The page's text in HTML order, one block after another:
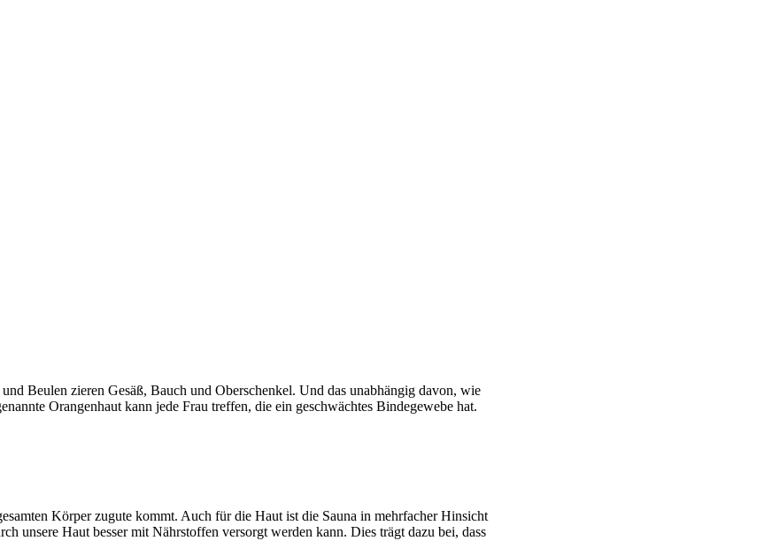
Beulen zieren Gesäß, Bauch und Oberschenkel. Und das unabhängig davon, wie
Orangenhaut kann jede Frau treffen, die ein geschwächtes Bindegewebe hat.
Körper zugute kommt. Auch für die Haut ist die Sauna in mehrfacher Hinsicht
unsere Haut besser mit Nährstoffen versorgt werden kann. Dies trägt dazu bei, dass